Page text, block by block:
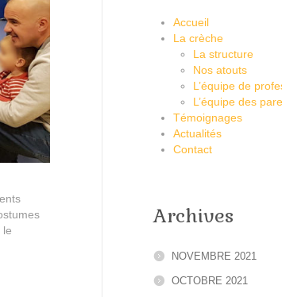
le
Accueil
La crèche
La structure
Nos atouts
L’équipe de
L’équipe des
Témoignages
Actualités
Contact
Archives
NOVEMBRE 2021
OCTOBRE 2021